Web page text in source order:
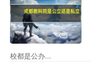
校都是公办...